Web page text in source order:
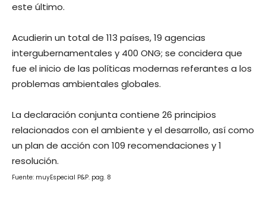
este último.
Acudierin un total de 113 países, 19 agencias
intergubernamentales y 400 ONG; se concidera que
fue el inicio de las políticas modernas referantes a los
problemas ambientales globales.
La declaración conjunta contiene 26 principios
relacionados con el ambiente y el desarrollo, así como
un plan de acción con 109 recomendaciones y 1
resolución.
Fuente: muyEspecial P&P. pag. 8